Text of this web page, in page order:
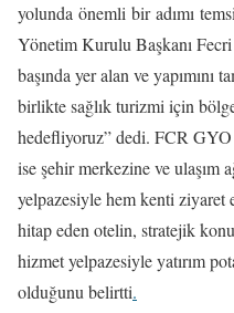
yolunda önemli bir adımı
Yönetim Kurulu Başkanı
başında yer alan ve yapımını
birlikte sağlık turizmi için
hedefliyoruz” dedi. FCR
ise şehir merkezine ve ulaşım
yelpazesiyle hem kenti ziyaret
hitap eden otelin, stratejik
hizmet yelpazesiyle yatırım
olduğunu belirtti.